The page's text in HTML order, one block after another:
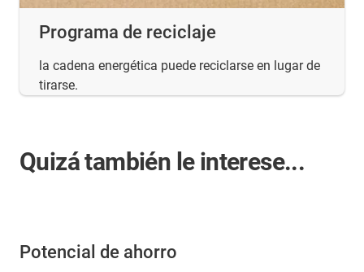
Programa de reciclaje
la cadena energética puede reciclarse en lugar de
tirarse.
Quizá también le interese...
Potencial de ahorro